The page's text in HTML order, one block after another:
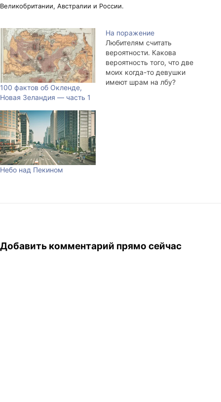
Великобритании, Австралии и России.
100 фактов об Окленде,
Новая Зеландия — часть 1
На поражение
Любителям считать
вероятности. Какова
вероятность того, что две
моих когда-то девушки
имеют шрам на лбу?
Небо над Пекином
Добавить комментарий прямо сейчас